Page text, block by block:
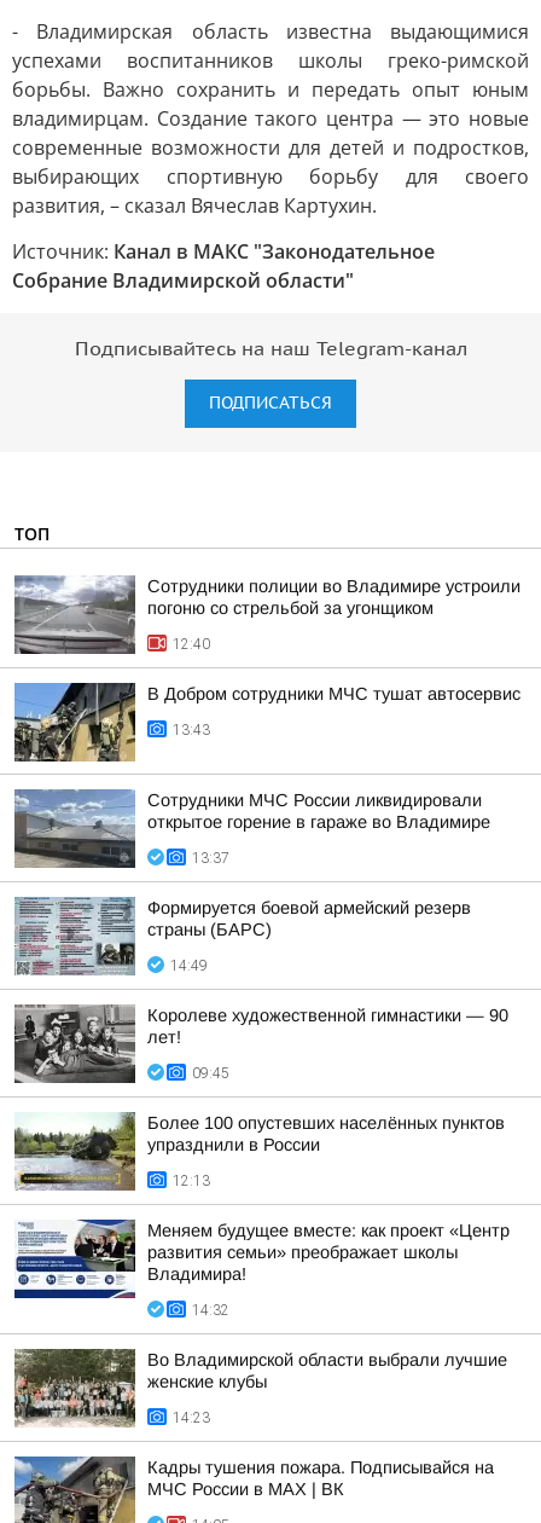
- Владимирская область известна выдающимися
успехами воспитанников школы греко-римской
борьбы. Важно сохранить и передать опыт юным
владимирцам. Создание такого центра — это новые
современные возможности для детей и подростков,
выбирающих спортивную борьбу для своего
развития, – сказал Вячеслав Картухин.
Источник: Канал в МАКС "Законодательное
Собрание Владимирской области"
Подписывайтесь на наш Telegram-канал
ПОДПИСАТЬСЯ
ТОП
Сотрудники полиции во Владимире устроили
погоню со стрельбой за угонщиком
12:40
В Добром сотрудники МЧС тушат автосервис
13:43
Сотрудники МЧС России ликвидировали
открытое горение в гараже во Владимире
13:37
Формируется боевой армейский резерв
страны (БАРС)
14:49
Королеве художественной гимнастики — 90
лет!
09:45
Более 100 опустевших населённых пунктов
упразднили в России
12:13
Меняем будущее вместе: как проект «Центр
развития семьи» преображает школы
Владимира!
14:32
Во Владимирской области выбрали лучшие
женские клубы
14:23
Кадры тушения пожара. Подписывайся на
МЧС России в MAX | ВК